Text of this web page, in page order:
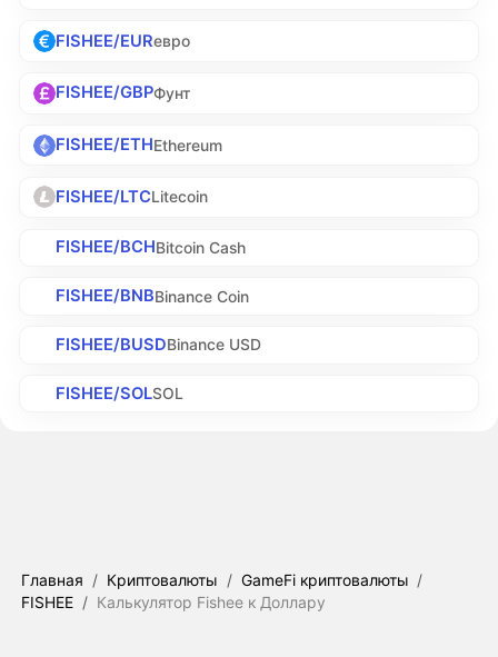
FISHEE/EURевро
FISHEE/GBPФунт
FISHEE/ETHEthereum
FISHEE/LTCLitecoin
FISHEE/BCHBitcoin Cash
FISHEE/BNBBinance Coin
FISHEE/BUSDBinance USD
FISHEE/SOLSOL
Главная / Криптовалюты / GameFi криптовалюты /
FISHEE / Калькулятор Fishee к Доллару